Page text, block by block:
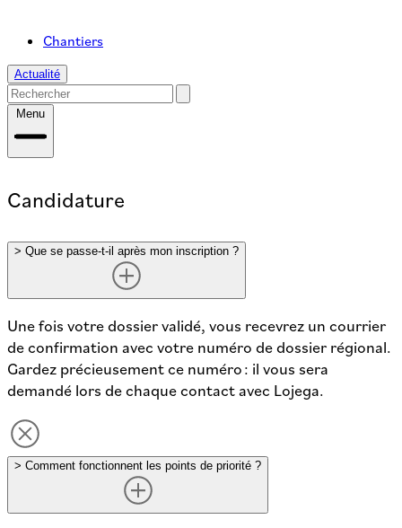
Chantiers
Actualité
Menu
Candidature
> Que se passe-t-il après mon inscription ?
Une fois votre dossier validé, vous recevrez un courrier
de confirmation avec votre numéro de dossier régional.
Gardez précieusement ce numéro : il vous sera
demandé lors de chaque contact avec Lojega.
> Comment fonctionnent les points de priorité ?